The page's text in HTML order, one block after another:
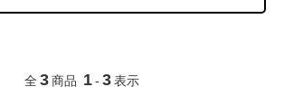
全 3 商品 1 - 3 表示